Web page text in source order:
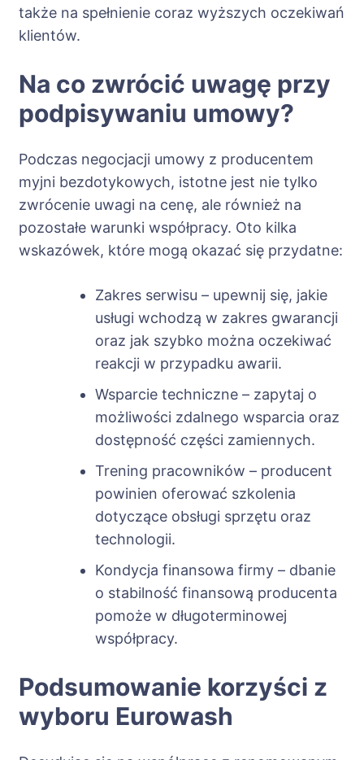
także na spełnienie coraz wyższych oczekiwań
klientów.
Na co zwrócić uwagę przy
podpisywaniu umowy?
Podczas negocjacji umowy z producentem
myjni bezdotykowych, istotne jest nie tylko
zwrócenie uwagi na cenę, ale również na
pozostałe warunki współpracy. Oto kilka
wskazówek, które mogą okazać się przydatne:
Zakres serwisu – upewnij się, jakie
usługi wchodzą w zakres gwarancji
oraz jak szybko można oczekiwać
reakcji w przypadku awarii.
Wsparcie techniczne – zapytaj o
możliwości zdalnego wsparcia oraz
dostępność części zamiennych.
Trening pracowników – producent
powinien oferować szkolenia
dotyczące obsługi sprzętu oraz
technologii.
Kondycja finansowa firmy – dbanie
o stabilność finansową producenta
pomoże w długoterminowej
współpracy.
Podsumowanie korzyści z
wyboru Eurowash